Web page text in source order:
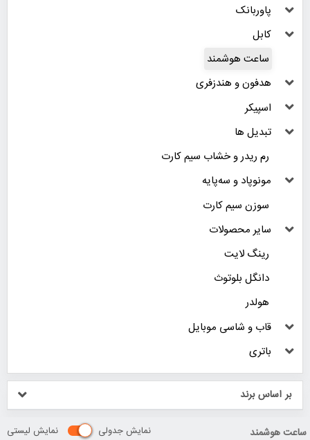
پاوربانک
کابل
ساعت هوشمند
هدفون و هندزفری
اسپیکر
تبدیل ها
رم ریدر و خشاب سیم کارت
مونوپاد و سه‌پایه
سوزن سیم کارت
سایر محصولات
رینگ لایت
دانگل بلوتوث
هولدر
قاب و شاسی موبایل
باتری
بر اساس برند
ساعت هوشمند نمایش جدولی نمایش لیستی